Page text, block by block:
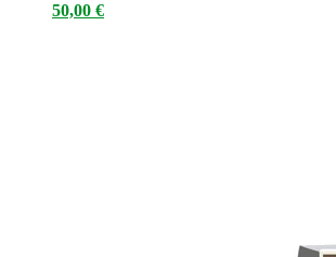
50,00 €